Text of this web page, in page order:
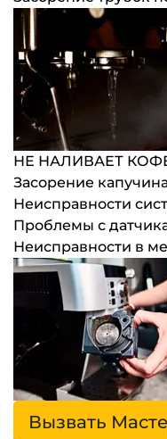
НЕ НАЛИВАЕТ
Засорение
Неисправности
Проблемы с
Неисправности в
Вызвать